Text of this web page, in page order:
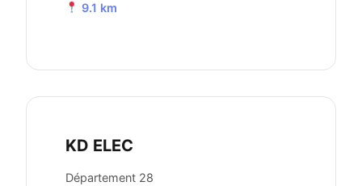
9.1 km
KD ELEC
Département 28